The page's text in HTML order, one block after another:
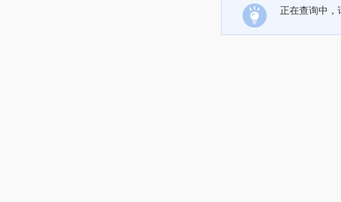
正在查询中，